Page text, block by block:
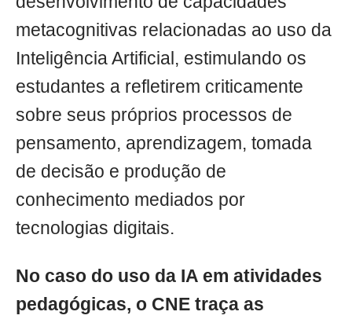
metacognitivas relacionadas ao uso da
Inteligência Artificial, estimulando os
estudantes a refletirem criticamente
sobre seus próprios processos de
pensamento, aprendizagem, tomada
de decisão e produção de
conhecimento mediados por
tecnologias digitais.
No caso do uso da IA em atividades
pedagógicas, o CNE traça as